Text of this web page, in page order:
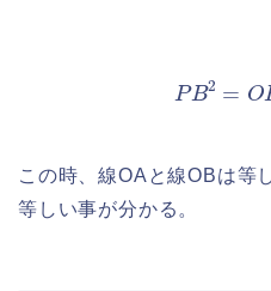
PB2 O
この時、線OAと線OBは等
等しい事が分かる。